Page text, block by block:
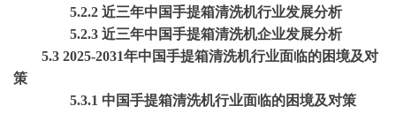
5.2.2 近三年中国手提箱清洗机行业发展分析
5.2.3 近三年中国手提箱清洗机企业发展分析
5.3 2025-2031年中国手提箱清洗机行业面临的困境及对
策
5.3.1 中国手提箱清洗机行业面临的困境及对策